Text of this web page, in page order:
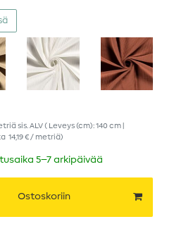
sis. ALV( Leveys (cm): 140 cm |
14,19 € / metriä)
5–7 arkipäivää
Ostoskoriin